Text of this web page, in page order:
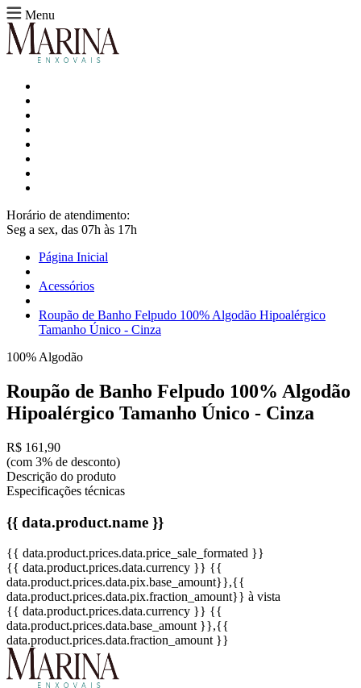
Menu
Horário de atendimento:
Seg a sex, das 07h às 17h
Página Inicial
Acessórios
Roupão de Banho Felpudo 100% Algodão Hipoalérgico
Tamanho Único - Cinza
100% Algodão
Roupão de Banho Felpudo 100% Algodão
Hipoalérgico Tamanho Único - Cinza
R$ 161,90
(com 3% de desconto)
Descrição do produto
Especificações técnicas
{{ data.product.name }}
{{ data.product.prices.data.price_sale_formated }}
{{ data.product.prices.data.currency }} {{
data.product.prices.data.pix.base_amount}},{{
data.product.prices.data.pix.fraction_amount}} à vista
{{ data.product.prices.data.currency }} {{
data.product.prices.data.base_amount }},{{
data.product.prices.data.fraction_amount }}